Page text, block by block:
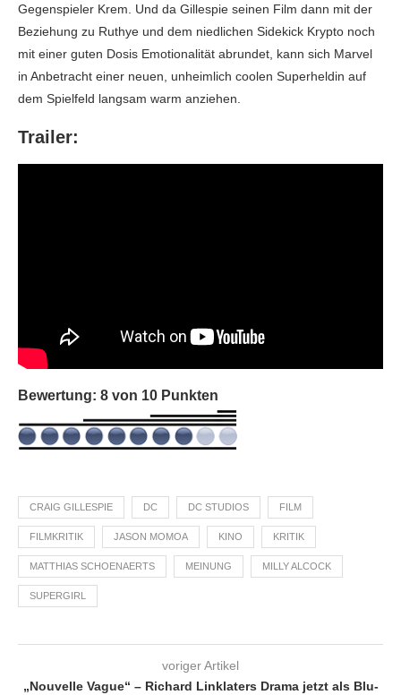
Gegenspieler Krem. Und da Gillespie seinen Film dann mit der
Beziehung zu Ruthye und dem niedlichen Sidekick Krypto noch
mit einer guten Dosis Emotionalität abrundet, kann sich Marvel
in Anbetracht einer neuen, unheimlich coolen Superheldin auf
dem Spielfeld langsam warm anziehen.
Trailer:
Bewertung: 8 von 10 Punkten
CRAIG GILLESPIE DC DC STUDIOS FILM
FILMKRITIK JASON MOMOA KINO KRITIK
MATTHIAS SCHOENAERTS MEINUNG MILLY ALCOCK
SUPERGIRL
voriger Artikel
„Nouvelle Vague“ – Richard Linklaters Drama jetzt als Blu-